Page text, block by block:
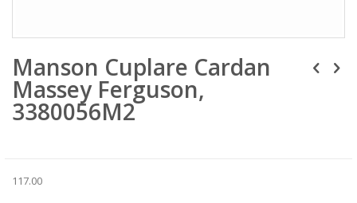
to
the
beginning
of
the
Manson Cuplare Cardan
Massey Ferguson,
3380056M2
117.00